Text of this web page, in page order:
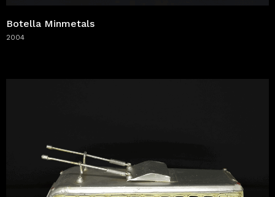
Botella Minmetals
2004